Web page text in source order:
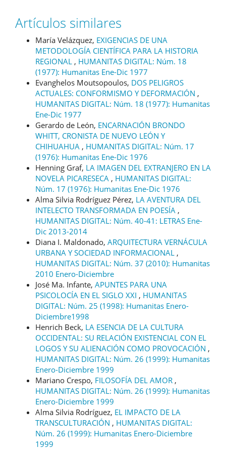
Artículos similares
María Velázquez, EXIGENCIAS DE UNA
METODOLOGÍA CIENTÍFICA PARA LA HISTORIA
REGIONAL , HUMANITAS DIGITAL: Núm. 18
(1977): Humanitas Ene-Dic 1977
Evanghelos Moutsopoulos, DOS PELIGROS
ACTUALES: CONFORMISMO Y DEFORMACIÓN ,
HUMANITAS DIGITAL: Núm. 18 (1977): Humanitas
Ene-Dic 1977
Gerardo de León, ENCARNACIÓN BRONDO
WHITT, CRONISTA DE NUEVO LEÓN Y
CHIHUAHUA , HUMANITAS DIGITAL: Núm. 17
(1976): Humanitas Ene-Dic 1976
Henning Graf, LA IMAGEN DEL EXTRANJERO EN LA
NOVELA PICARESECA , HUMANITAS DIGITAL:
Núm. 17 (1976): Humanitas Ene-Dic 1976
Alma Silvia Rodríguez Pérez, LA AVENTURA DEL
INTELECTO TRANSFORMADA EN POESÍA ,
HUMANITAS DIGITAL: Núm. 40-41: LETRAS Ene-
Dic 2013-2014
Diana I. Maldonado, ARQUITECTURA VERNÁCULA
URBANA Y SOCIEDAD INFORMACIONAL ,
HUMANITAS DIGITAL: Núm. 37 (2010): Humanitas
2010 Enero-Diciembre
José Ma. Infante, APUNTES PARA UNA
PSICOLOCÍA EN EL SIGLO XXI , HUMANITAS
DIGITAL: Núm. 25 (1998): Humanitas Enero-
Diciembre1998
Henrich Beck, LA ESENCIA DE LA CULTURA
OCCIDENTAL: SU RELACIÓN EXISTENCIAL CON EL
LOGOS Y SU ALIENACIÓN COMO PROVOCACIÓN ,
HUMANITAS DIGITAL: Núm. 26 (1999): Humanitas
Enero-Diciembre 1999
Mariano Crespo, FILOSOFÍA DEL AMOR ,
HUMANITAS DIGITAL: Núm. 26 (1999): Humanitas
Enero-Diciembre 1999
Alma Silvia Rodríguez, EL IMPACTO DE LA
TRANSCULTURACIÓN , HUMANITAS DIGITAL:
Núm. 26 (1999): Humanitas Enero-Diciembre
1999